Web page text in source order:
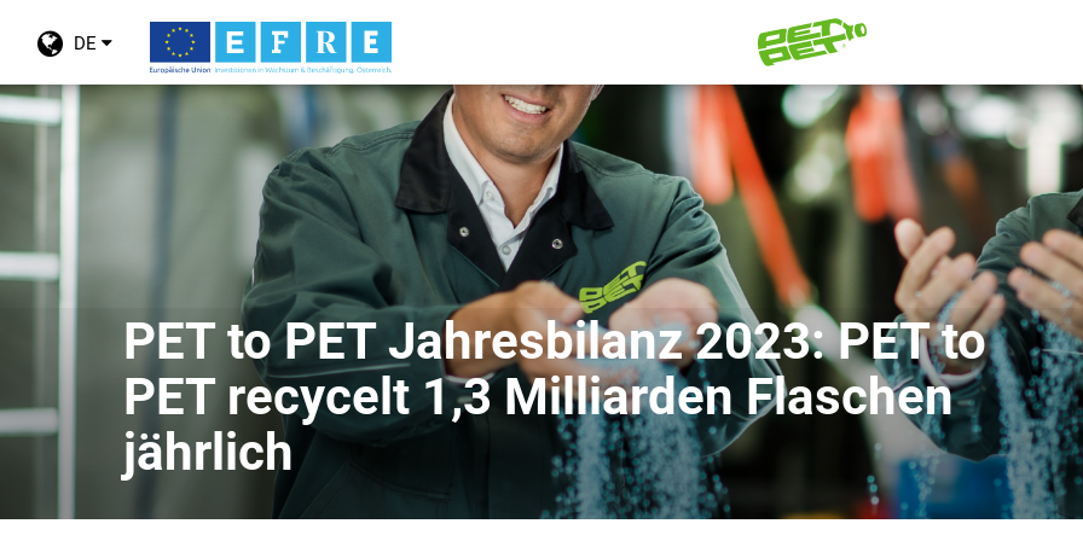
Skip
to
Toggle
menu
DE
PET to PET Jahresbilanz 2023: PET to
PET recycelt 1,3 Milliarden Flaschen
jährlich